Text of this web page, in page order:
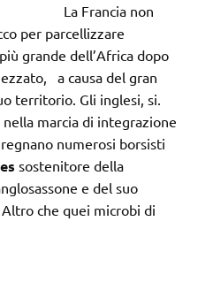
non
per parcellizzare
grande dell’Africa dopo
a causa del gran
territorio. Gli inglesi, si.
marcia di integrazione
numerosi borsisti
sostenitore della
e del suo
che quei microbi di